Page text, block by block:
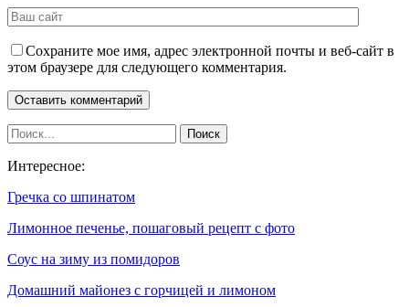
Сохраните мое имя, адрес электронной почты и веб-сайт в
этом браузере для следующего комментария.
Интересное:
Гречка со шпинатом
Лимонное печенье, пошаговый рецепт с фото
Соус на зиму из помидоров
Домашний майонез с горчицей и лимоном